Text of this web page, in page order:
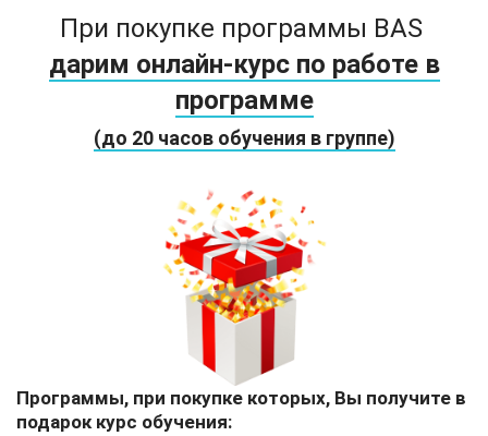
При покупке программы BAS
дарим онлайн-курс по работе в
программе
(до 20 часов обучения в группе)
Программы, при покупке которых, Вы получите в
подарок курс обучения: